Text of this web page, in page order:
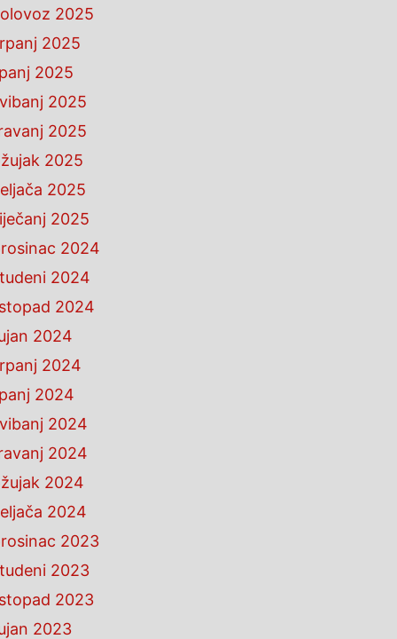
2025
2025
2025
2025
2025
2025
2025
2025
2024
2024
2024
2024
2024
2024
2024
2024
2024
2024
2023
2023
2023
2023